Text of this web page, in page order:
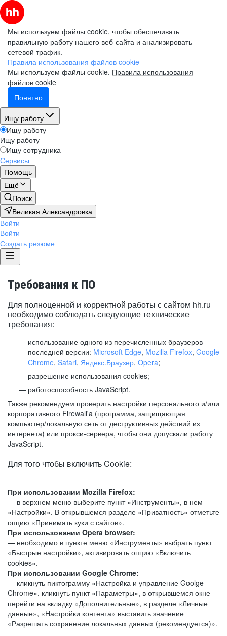
Мы используем файлы cookie, чтобы обеспечивать
правильную работу нашего веб-сайта и анализировать
сетевой трафик.
Правила использования файлов cookie
Мы используем файлы cookie. Правила использования
файлов cookie
Понятно
Ищу работу
Ищу работу
Ищу работу
Ищу сотрудника
Сервисы
Помощь
Ещё
Поиск
Великая Александровка
Войти
Войти
Создать резюме
Требования к ПО
Для полноценной и корректной работы с сайтом hh.ru
необходимо соблюдать следующие технические
требования:
использование одного из перечисленных браузеров
последней версии: Microsoft Edge, Mozilla Firefox, Google
Chrome, Safari, Яндекс.Браузер, Opera;
разрешение использования cookies;
работоспособность JavaScript.
Также рекомендуем проверить настройки персонального и/или
корпоративного Firewall'a (программа, защищающая
компьютер/локальную сеть от деструктивных действий из
интернета) или прокси-сервера, чтобы они допускали работу
JavaScript.
Для того чтобы включить Cookie:
При использовании Mozilla Firefox:
— в верхнем меню выберите пункт «Инструменты», в нем —
«Настройки». В открывшемся разделе «Приватность» отметьте
опцию «Принимать куки с сайтов».
При использовании Opera browser:
— необходимо в пункте меню «Инструменты» выбрать пункт
«Быстрые настройки», активировать опцию «Включить
cookies».
При использовании Google Chrome:
— кликнуть пиктограмму «Настройка и управление Goolge
Chrome», кликнуть пункт «Параметры», в открывшемся окне
перейти на вкладку «Дополнительные», в разделе «Личные
данные», «Настройки контента» выставить значение
«Разрешать сохранение локальных данных (рекомендуется)».